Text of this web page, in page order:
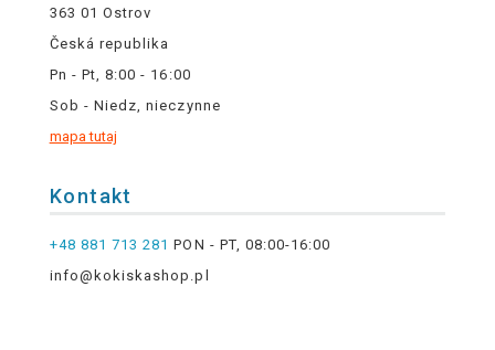
363 01 Ostrov
Česká republika
Pn - Pt, 8:00 - 16:00
Sob - Niedz, nieczynne
mapa tutaj
Kontakt
+48 881 713 281 PON - PT, 08:00-16:00
info@kokiskashop.pl